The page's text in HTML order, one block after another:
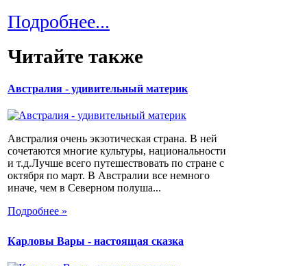
Подробнее...
Читайте также
Австралия - удивительный материк
Австралия очень экзотическая страна. В ней
сочетаются многие культуры, национальности
и т.д.Лучше всего путешествовать по стране с
октября по март. В Австралии все немного
иначе, чем в Северном полуша...
Подробнее »
Карловы Вары - настоящая сказка